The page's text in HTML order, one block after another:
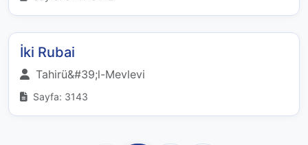
İki Rubai
Tahirü&#39;l-Mevlevi
Sayfa: 3143